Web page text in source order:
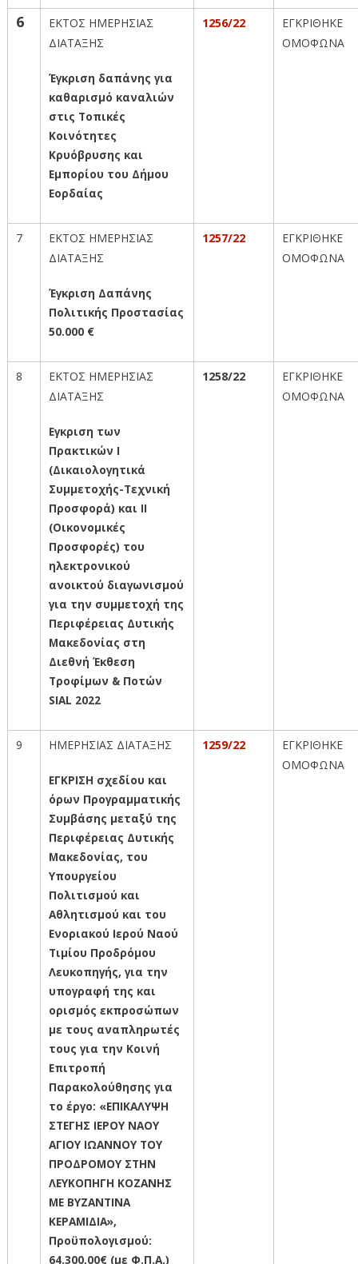
6
ΕΚΤΟΣ ΗΜΕΡΗΣΙΑΣ
ΔΙΑΤΑΞΗΣ
Έγκριση δαπάνης για
καθαρισμό καναλιών
στις Τοπικές
Κοινότητες
Κρυόβρυσης και
Εμπορίου του Δήμου
Εορδαίας
1256/22
ΕΓΚΡΙΘΗΚΕ
ΟΜΟΦΩΝΑ
7
ΕΚΤΟΣ ΗΜΕΡΗΣΙΑΣ
ΔΙΑΤΑΞΗΣ
Έγκριση Δαπάνης
Πολιτικής Προστασίας
50.000 €
1257/22
ΕΓΚΡΙΘΗΚΕ
ΟΜΟΦΩΝΑ
8
ΕΚΤΟΣ ΗΜΕΡΗΣΙΑΣ
ΔΙΑΤΑΞΗΣ
Εγκριση των
Πρακτικών Ι
(Δικαιολογητικά
Συμμετοχής-Τεχνική
Προσφορά) και ΙΙ
(Οικονομικές
Προσφορές) του
ηλεκτρονικού
ανοικτού διαγωνισμού
για την συμμετοχή της
Περιφέρειας Δυτικής
Μακεδονίας στη
Διεθνή Έκθεση
Τροφίμων & Ποτών
SIAL 2022
1258/22
ΕΓΚΡΙΘΗΚΕ
ΟΜΟΦΩΝΑ
9 ΗΜΕΡΗΣΙΑΣ ΔΙΑΤΑΞΗΣ
ΕΓΚΡΙΣΗ σχεδίου και
όρων Προγραμματικής
Συμβάσης μεταξύ της
Περιφέρειας Δυτικής
Μακεδονίας, του
Υπουργείου
Πολιτισμού και
Αθλητισμού και του
Ενοριακού Ιερού Ναού
Τιμίου Προδρόμου
Λευκοπηγής, για την
υπογραφή της και
ορισμός εκπροσώπων
με τους αναπληρωτές
τους για την Κοινή
Επιτροπή
Παρακολούθησης για
το έργο: «ΕΠΙΚΑΛΥΨΗ
ΣΤΕΓΗΣ ΙΕΡΟΥ ΝΑΟΥ
ΑΓΙΟΥ ΙΩΑΝΝΟΥ ΤΟΥ
ΠΡΟΔΡΟΜΟΥ ΣΤΗΝ
ΛΕΥΚΟΠΗΓΗ ΚΟΖΑΝΗΣ
ΜΕ ΒΥΖΑΝΤΙΝΑ
ΚΕΡΑΜΙΔΙΑ»,
Προϋπολογισμού:
64.300,00€ (με Φ.Π.Α.)
1259/22
ΕΓΚΡΙΘΗΚΕ
ΟΜΟΦΩΝΑ